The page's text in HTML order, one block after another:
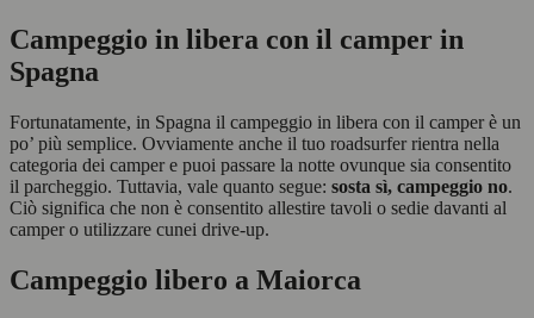
Campeggio in libera con il camper in
Spagna
Fortunatamente, in Spagna il campeggio in libera con il camper è un
po’ più semplice. Ovviamente anche il tuo roadsurfer rientra nella
categoria dei camper e puoi passare la notte ovunque sia consentito
il parcheggio. Tuttavia, vale quanto segue: sosta sì, campeggio no.
Ciò significa che non è consentito allestire tavoli o sedie davanti al
camper o utilizzare cunei drive-up.
Campeggio libero a Maiorca